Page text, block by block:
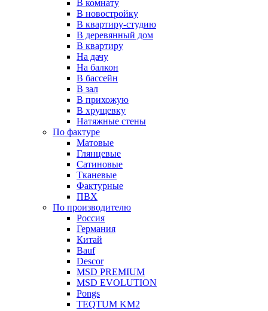
В комнату
В новостройку
В квартиру-студию
В деревянный дом
В квартиру
На дачу
На балкон
В бассейн
В зал
В прихожую
В хрущевку
Натяжные стены
По фактуре
Матовые
Глянцевые
Сатиновые
Тканевые
Фактурные
ПВХ
По производителю
Россия
Германия
Китай
Вauf
Descor
MSD PREMIUM
MSD EVOLUTION
Pongs
TEQTUM KM2